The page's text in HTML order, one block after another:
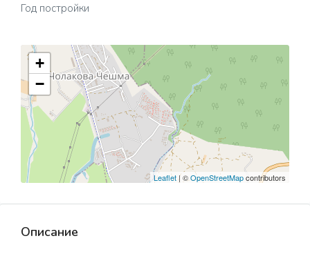
Год постройки
+
−
Leaflet| ©OpenStreetMapcontributors
Описание